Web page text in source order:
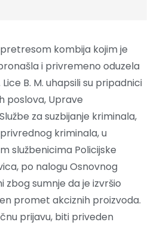
kombija kojim je
i privremeno oduzela
B. M. uhapsili su pripadnici
poslova, Uprave
za suzbijanje kriminala,
kriminala, u
službenicima Policijske
po nalogu Osnovnog
zbog sumnje da je izvršio
promet akciznih proizvoda.
prijavu, biti priveden